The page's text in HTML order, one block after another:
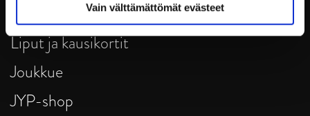
Vain välttämättömät evästeet
Liput ja kausikortit
Joukkue
JYP-shop